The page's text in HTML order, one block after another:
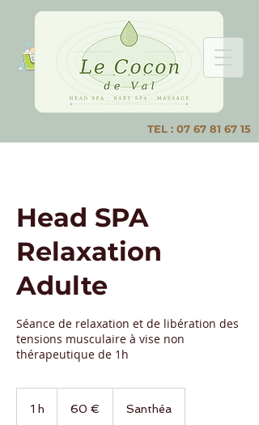
TEL : 07 67 81 67 15
Head SPA
Relaxation
Adulte
Séance de relaxation et de libération des
tensions musculaire à vise non
thérapeutique de 1h
1 h 60 € Santhéa